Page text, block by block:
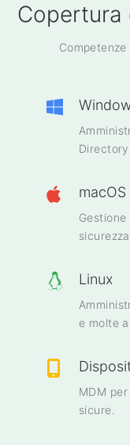
Copertura
Directory
macOS
Linux
e molte
MDM
sicure.